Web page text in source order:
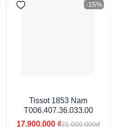
-15%
Tissot 1853 Nam
T006.407.36.033.00
17.900.000 ₫21.000.000đ